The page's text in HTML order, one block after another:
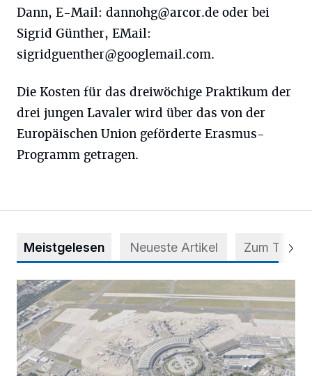
Dann, E-Mail: dannohg@arcor.de oder bei
Sigrid Günther, EMail:
sigridguenther@googlemail.com.
Die Kosten für das dreiwöchige Praktikum der
drei jungen Lavaler wird über das von der
Europäischen Union geförderte Erasmus-
Programm getragen.
Meistgelesen Neueste Artikel Zum Thema
Vorsicht bei dubiosen „Park & Fly“-Anbietern